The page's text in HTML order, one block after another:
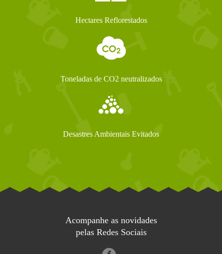
Hectares Reflorestados
Toneladas de CO2 neutralizados
Desastres Ambientais Evitados
Acompanhe as novidades
pelas Redes Sociais